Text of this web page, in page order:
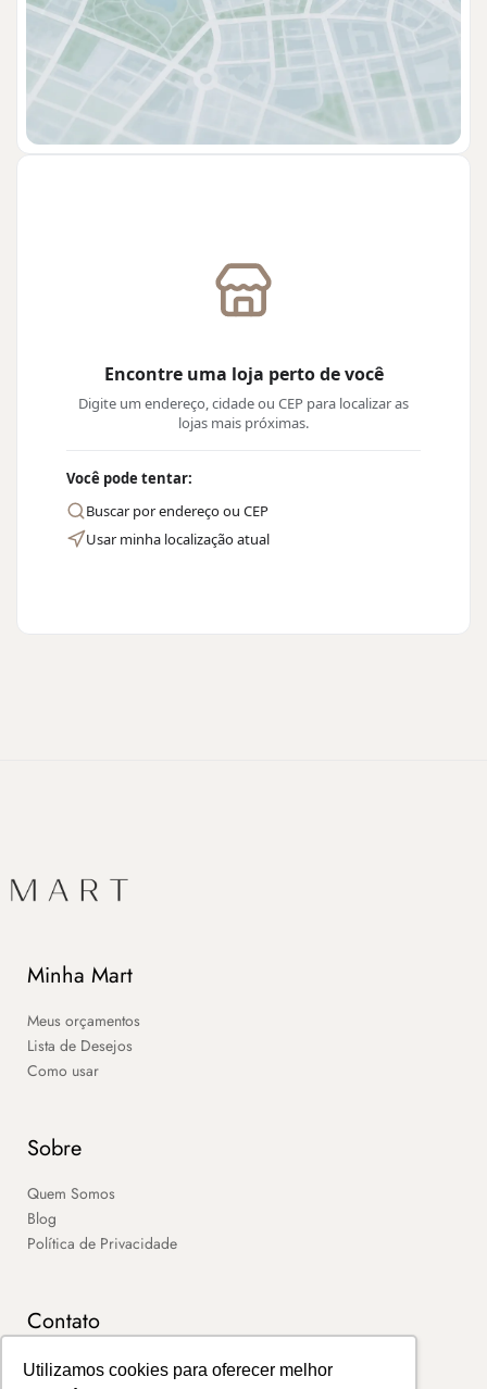
Utilizamos cookies para oferecer melhor
Encontre uma loja perto de você
Digite um endereço, cidade ou CEP para localizar as
lojas mais próximas.
Você pode tentar:
Buscar por endereço ou CEP
Usar minha localização atual
Minha Mart
Meus orçamentos
Lista de Desejos
Como usar
Sobre
Quem Somos
Blog
Política de Privacidade
Contato
SAC